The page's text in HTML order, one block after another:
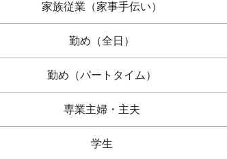
家族従業（家事手伝い）
勤め（全日）
勤め（パートタイム）
専業主婦・主夫
学生